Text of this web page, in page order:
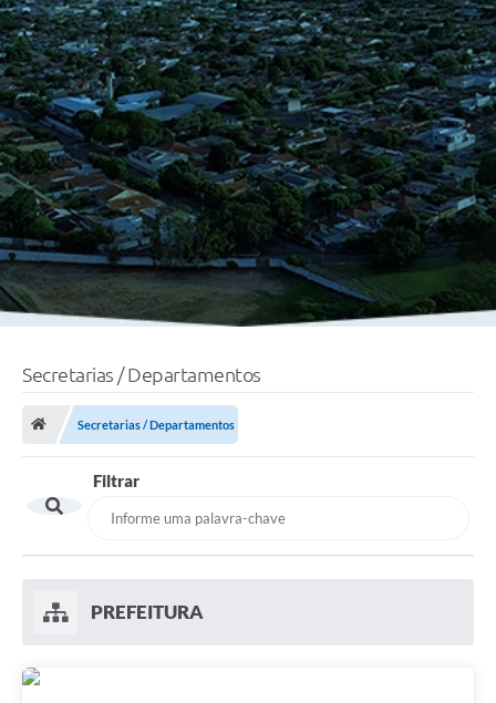
Secretarias / Departamentos
Secretarias / Departamentos
Filtrar
PREFEITURA